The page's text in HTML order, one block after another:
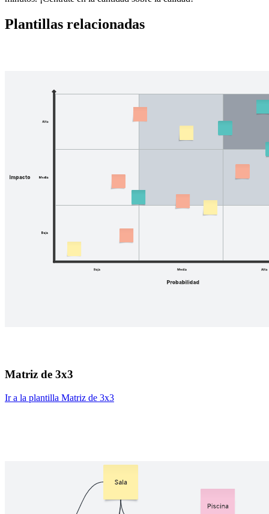
Plantillas relacionadas
Matriz de 3x3
Ir a la plantilla Matriz de 3x3